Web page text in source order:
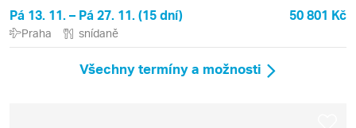
Pá 13. 11. – Pá 27. 11. (15 dní) 50 801 Kč
Praha snídaně
Všechny termíny a možnosti